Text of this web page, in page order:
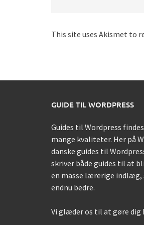
This site uses Akismet to
GUIDE TIL WORDPRESS
Guides til Wordpress
mange kvaliteter. Her på
danske guides til
skriver både guides til at
en masse lærerige indlæg,
endnu bedre.
Vi glæder os til at gøre dig